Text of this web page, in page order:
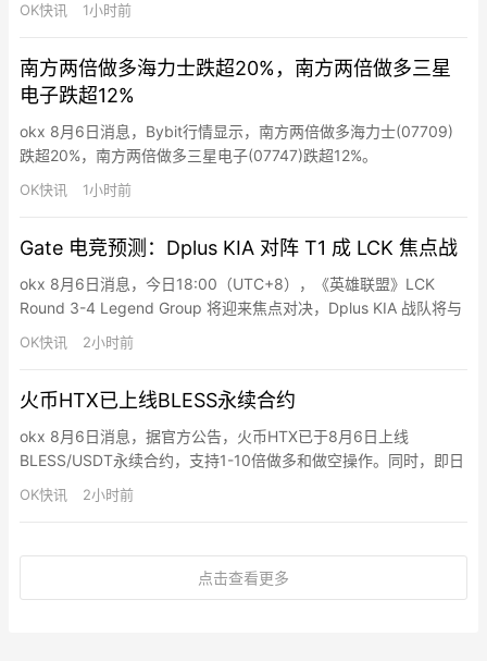
OK快讯 1小时前
南方两倍做多海力士跌超20%，南方两倍做多三星
电子跌超12%
okx 8月6日消息，Bybit行情显示，南方两倍做多海力士(07709)
跌超20%，南方两倍做多三星电子(07747)跌超12%。
OK快讯 1小时前
Gate 电竞预测：Dplus KIA 对阵 T1 成 LCK 焦点战
okx 8月6日消息，今日18:00（UTC+8），《英雄联盟》LCK
Round 3-4 Legend Group 将迎来焦点对决，Dplus KIA 战队将与
T1 战队展开较量。截至目前，Gate 预测市场数据显示，T1 获胜支
持率为 56%，Dplus KIA 获胜支持率为 45%。Gate 于 7 月 20 日
OK快讯 2小时前
火币HTX已上线BLESS永续合约
okx 8月6日消息，据官方公告，火币HTX已于8月6日上线
BLESS/USDT永续合约，支持1-10倍做多和做空操作。同时，即日
起至8月11日15:00（UTC+8），火币HTX推出合约新币交易赛，
用户完成报名、参与活动币种合约交易并达到指定门槛，即有机会
OK快讯 2小时前
点击查看更多